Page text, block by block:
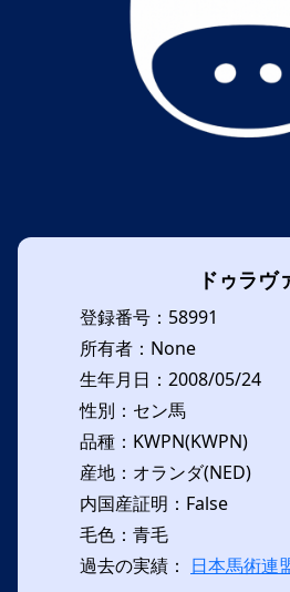
ドゥラヴ
登録番号：58991
所有者：None
生年月日：2008/05/24
性別：セン馬
品種：KWPN(KWPN)
産地：オランダ(NED)
内国産証明：False
毛色：青毛
過去の実績： 日本馬術連